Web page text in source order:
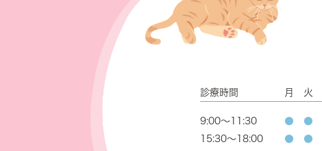
診療時間 月 火
9:00～11:30 ● ●
15:30～18:00
● ●